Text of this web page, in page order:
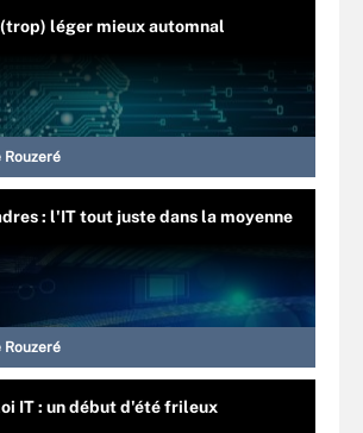
(trop) léger mieux automnal
Rouzeré
: l'IT tout juste dans la moyenne
Rouzeré
IT : un début d'été frileux